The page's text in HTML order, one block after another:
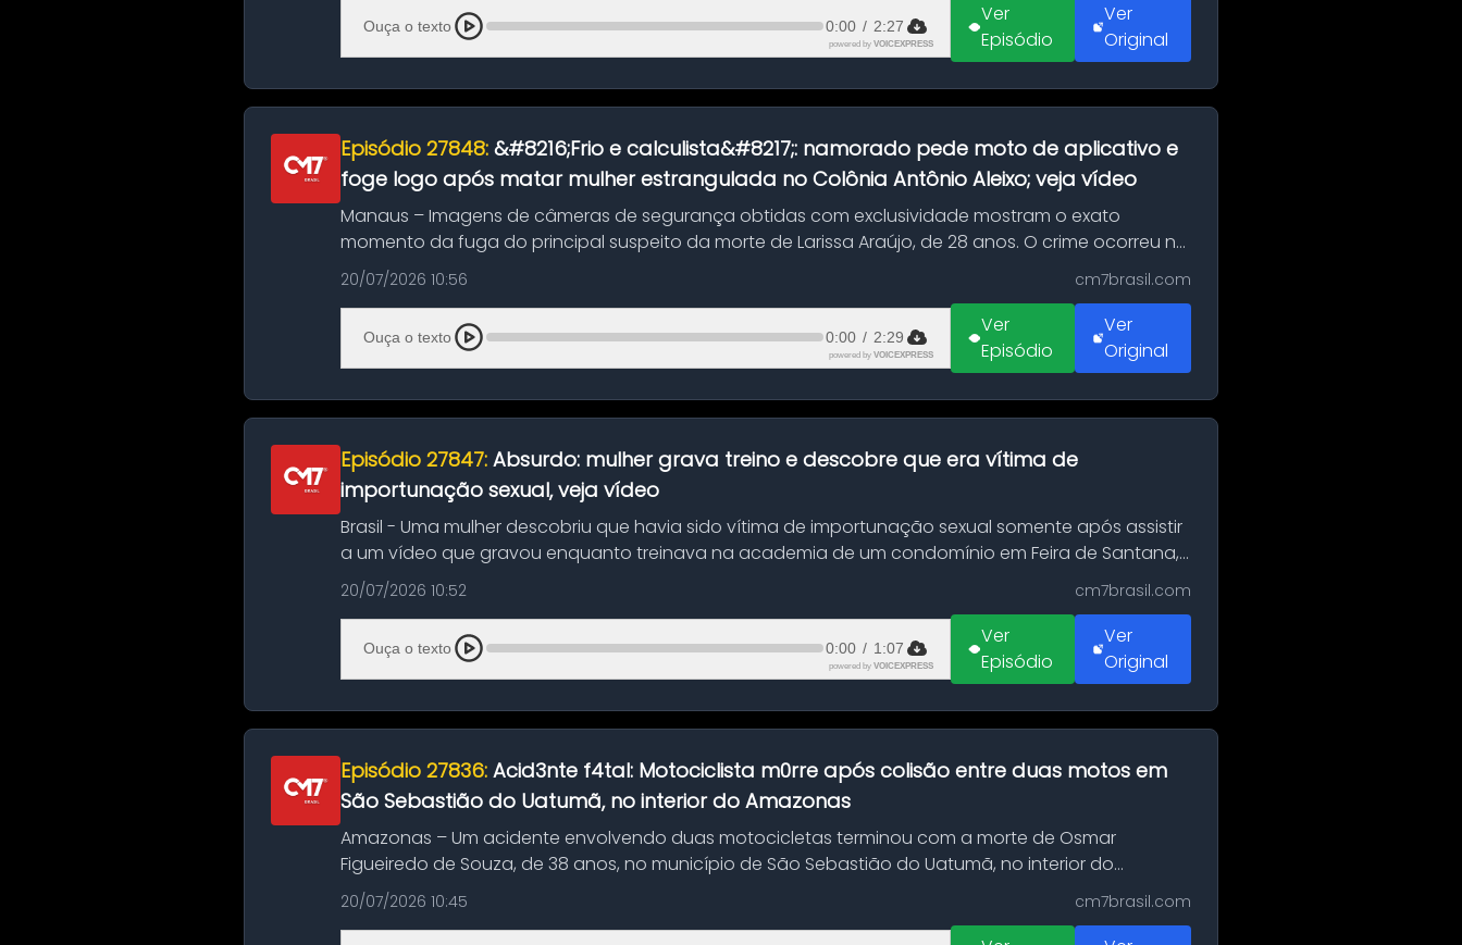
Ouça o texto 0:00 / 2:27
powered by VOICEXPRESS
Ver
Episódio
Ver
Original
Episódio 27848: &#8216;Frio e calculista&#8217;: namorado pede moto de aplicativo e
foge logo após matar mulher estrangulada no Colônia Antônio Aleixo; veja vídeo
Manaus – Imagens de câmeras de segurança obtidas com exclusividade mostram o exato
momento da fuga do principal suspeito da morte de Larissa Araújo, de 28 anos. O crime ocorreu na
noite deste último d...
20/07/2026 10:56 cm7brasil.com
Ouça o texto 0:00 / 2:29
powered by VOICEXPRESS
Ver
Episódio
Ver
Original
Episódio 27847: Absurdo: mulher grava treino e descobre que era vítima de
importunação sexual, veja vídeo
Brasil - Uma mulher descobriu que havia sido vítima de importunação sexual somente após assistir
a um vídeo que gravou enquanto treinava na academia de um condomínio em Feira de Santana,
na Bahia. O c...
20/07/2026 10:52 cm7brasil.com
Ouça o texto 0:00 / 1:07
powered by VOICEXPRESS
Ver
Episódio
Ver
Original
Episódio 27836: Acid3nte f4tal: Motociclista m0rre após colisão entre duas motos em
São Sebastião do Uatumã, no interior do Amazonas
Amazonas – Um acidente envolvendo duas motocicletas terminou com a morte de Osmar
Figueiredo de Souza, de 38 anos, no município de São Sebastião do Uatumã, no interior do
Amazonas. A colisão ocorreu n...
20/07/2026 10:45 cm7brasil.com